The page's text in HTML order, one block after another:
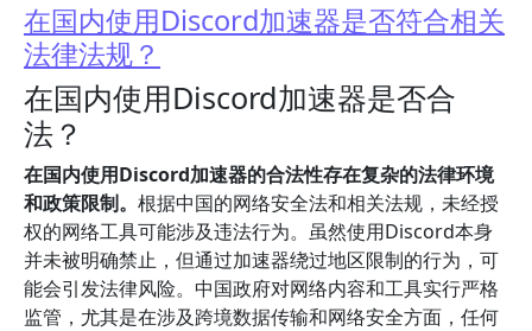
在国内使用Discord加速器是否符合相关
法律法规？
在国内使用Discord加速器是否合
法？
在国内使用Discord加速器的合法性存在复杂的法律环境
和政策限制。 根据中国的网络安全法和相关法规，未经授
权的网络工具可能涉及违法行为。虽然使用Discord本身
并未被明确禁止，但通过加速器绕过地区限制的行为，可
能会引发法律风险。中国政府对网络内容和工具实行严格
监管，尤其是在涉及跨境数据传输和网络安全方面，任何